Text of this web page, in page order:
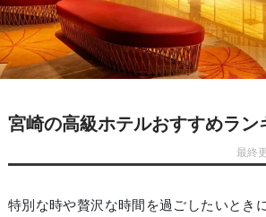
宮崎の高級ホテルおすすめラン
最終
特別な時や贅沢な時間を過ごしたいとき